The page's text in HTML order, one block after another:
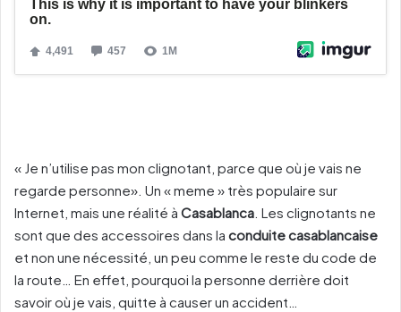
« Je n’utilise pas mon clignotant, parce que où je vais ne
regarde personne». Un « meme » très populaire sur
Internet, mais une réalité à Casablanca . Les clignotants ne
sont que des accessoires dans la conduite casablancaise
et non une nécessité, un peu comme le reste du code de
la route… En effet, pourquoi la personne derrière doit
savoir où je vais, quitte à causer un accident…